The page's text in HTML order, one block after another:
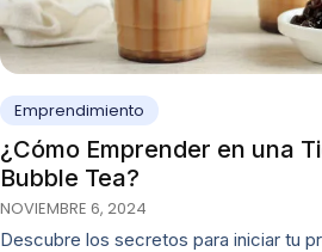
Emprendimiento
¿Cómo Emprender en una
Bubble Tea?
NOVIEMBRE 6, 2024
Descubre los secretos para iniciar tu